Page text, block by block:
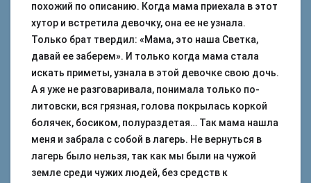
похожий по описанию. Когда мама приехала в этот
хутор и встретила девочку, она ее не узнала.
Только брат твердил: «Мама, это наша Светка,
давай ее заберем». И только когда мама стала
искать приметы, узнала в этой девочке свою дочь.
А я уже не разговаривала, понимала только по-
литовски, вся грязная, голова покрылась коркой
болячек, босиком, полураздетая… Так мама нашла
меня и забрала с собой в лагерь. Не вернуться в
лагерь было нельзя, так как мы были на чужой
земле среди чужих людей, без средств к